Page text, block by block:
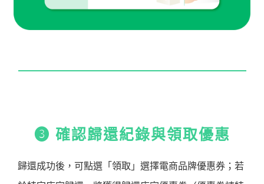
➌ 確認歸還紀錄與領取優惠
歸還成功後，可點選「領取」選擇電商品牌優惠券；若